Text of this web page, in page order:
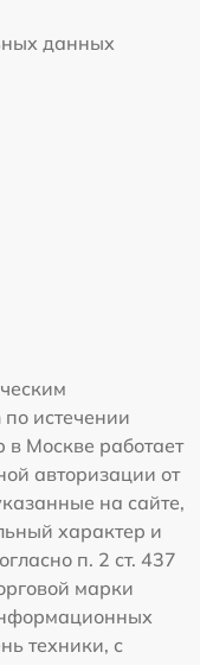
данных
истечении
Москве работает
авторизации от
на сайте,
характер и
п. 2 ст. 437
марки
техники, с